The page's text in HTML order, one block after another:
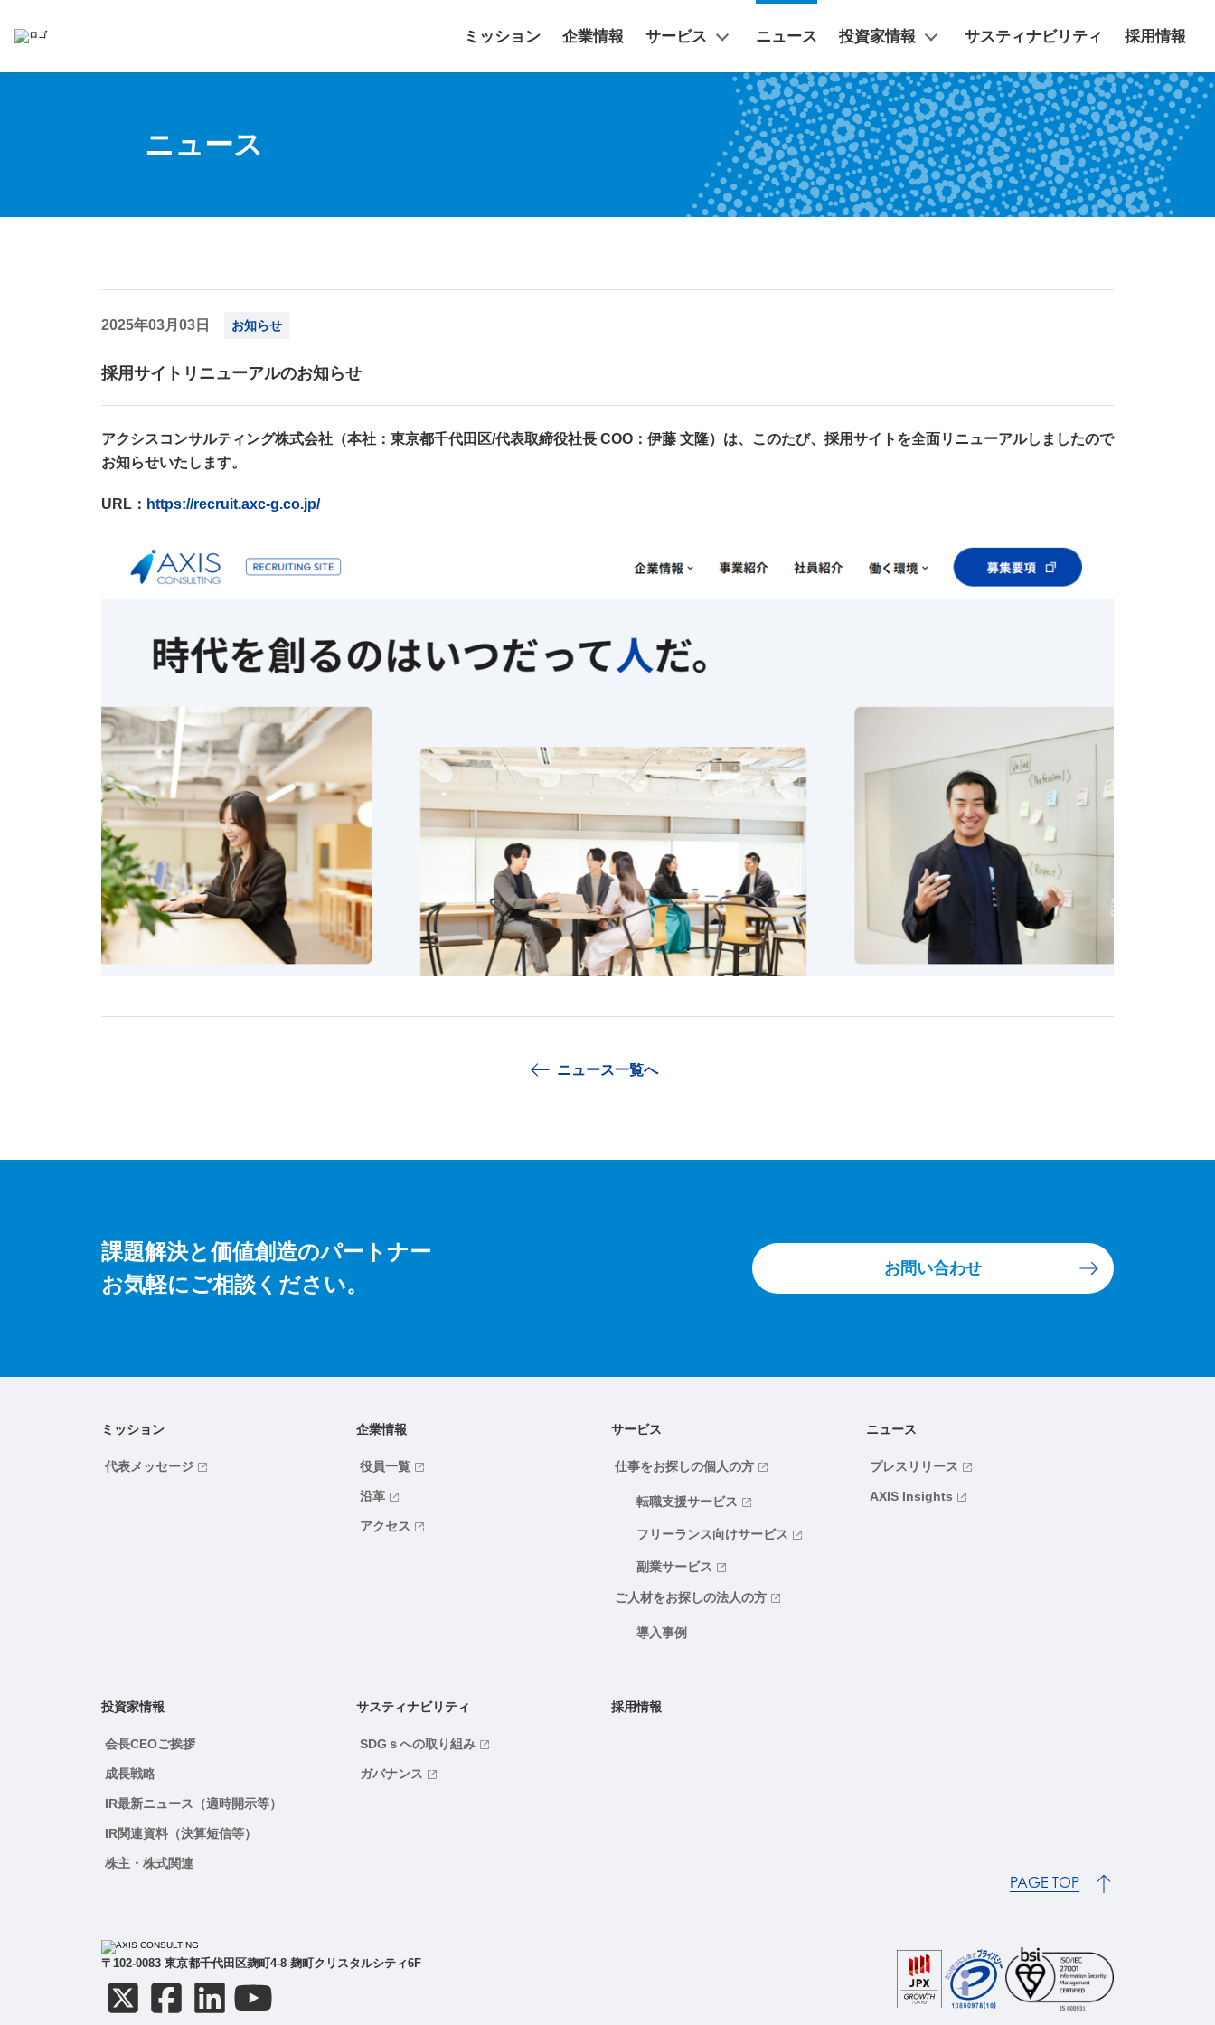
ミッション 企業情報 サービス ニュース 投資家情報 サスティナビリティ 採用情報
ニュース
2025年03月03日 お知らせ
採用サイトリニューアルのお知らせ
アクシスコンサルティング株式会社（本社：東京都千代田区/代表取締役社長 COO：伊藤 文隆）は、このたび、採用サイトを全面リニューアルしましたので
お知らせいたします。
URL： https://recruit.axc-g.co.jp/
ニュース一覧へ
課題解決と価値創造のパートナー
お気軽にご相談ください。
お問い合わせ
ミッション
代表メッセージ
企業情報
役員一覧
沿革
アクセス
サービス
仕事をお探しの個人の方
転職支援サービス
フリーランス向けサービス
副業サービス
ご人材をお探しの法人の方
導入事例
ニュース
プレスリリース
AXIS Insights
投資家情報
会長CEOご挨拶
成長戦略
IR最新ニュース（適時開示等）
IR関連資料（決算短信等）
株主・株式関連
サスティナビリティ
SDGｓへの取り組み
ガバナンス
採用情報
〒102-0083 東京都千代田区麹町4-8 麹町クリスタルシティ6F
PAGE TOP